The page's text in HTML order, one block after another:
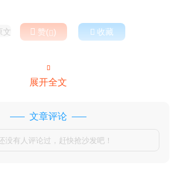
文  赞()  收藏

展开全文
文章评论
没有人评论过，赶快抢沙发吧！